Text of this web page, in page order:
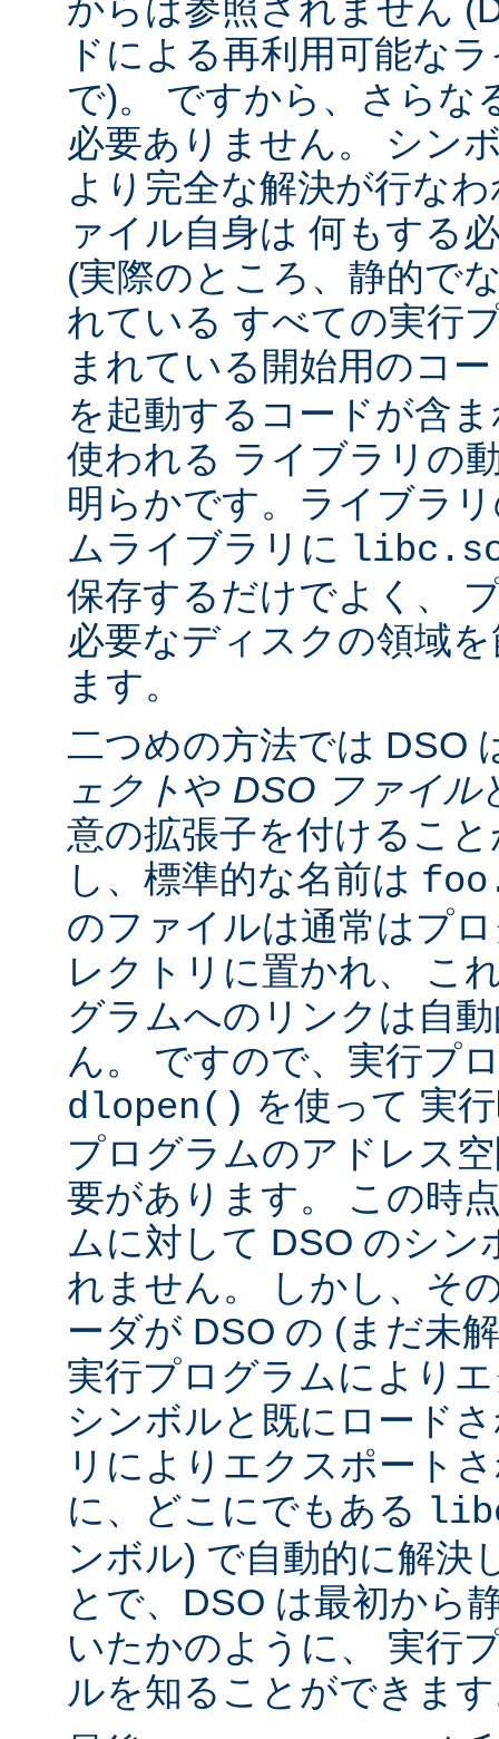
からは参照されません
ドによる再利用可能な
で)。 ですから、さらな
必要ありません。 シン
より完全な解決が行な
ァイル自身は 何もする
(実際のところ、静的で
れている すべての実行
まれている開始用のコ
を起動するコードが含
使われる ライブラリの
明らかです。ライブラ
ムライブラリに
保存するだけでよく、
必要なディスクの領域
ます。
二つめの方法では DSO
ェクトや DSO ファイル
意の拡張子を付けるこ
し、標準的な名前は
のファイルは通常はプ
レクトリに置かれ、 こ
グラムへのリンクは自
ん。 ですので、実行プ
dlopen() を使って 実
プログラムのアドレス
要があります。 この時
ムに対して DSO のシン
れません。 しかし、そ
ーダが DSO の (まだ未
実行プログラムにより
シンボルと既にロード
リによりエクスポート
に、どこにでもある
ンボル) で自動的に解決
とで、DSO は最初から
いたかのように、 実行
ルを知ることができま